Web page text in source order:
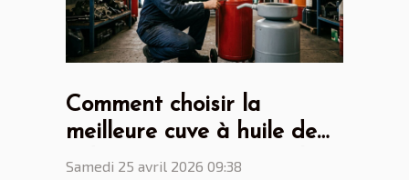
Comment choisir la
meilleure cuve à huile de
vidange pour votre atelier
Samedi 25 avril 2026 09:38